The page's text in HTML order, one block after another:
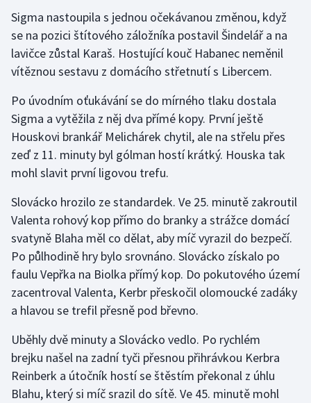
Futsal
Golf
Gymnastika
Házená
Jezdectví
Judo
Krasobruslení
Lezení
Lyže a snowboard
Motorsport
Olympijské hry
Sigma nastoupila s jednou očekávanou změnou, když
se na pozici štítového záložníka postavil Šindelář a na
lavičce zůstal Karaš. Hostující kouč Habanec neměnil
vítěznou sestavu z domácího střetnutí s Libercem.
Po úvodním oťukávání se do mírného tlaku dostala
Sigma a vytěžila z něj dva přímé kopy. První ještě
Houskovi brankář Melichárek chytil, ale na střelu přes
zeď z 11. minuty byl gólman hostí krátký. Houska tak
mohl slavit první ligovou trefu.
Slovácko hrozilo ze standardek. Ve 25. minutě zakroutil
Valenta rohový kop přímo do branky a strážce domácí
svatyně Blaha měl co dělat, aby míč vyrazil do bezpečí.
Po půlhodině hry bylo srovnáno. Slovácko získalo po
faulu Vepřka na Biolka přímý kop. Do pokutového území
zacentroval Valenta, Kerbr přeskočil olomoucké zadáky
a hlavou se trefil přesně pod břevno.
Uběhly dvě minuty a Slovácko vedlo. Po rychlém
brejku našel na zadní tyči přesnou přihrávkou Kerbra
Reinberk a útočník hostí se štěstím překonal z úhlu
Blahu, který si míč srazil do sítě. Ve 45. minutě mohl